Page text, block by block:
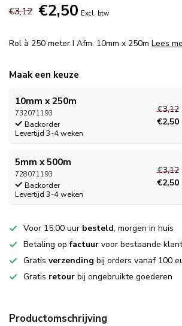
€3,12 €2,50 Excl. btw
Rol à 250 meter I Afm. 10mm x 250m Lees
Maak een keuze
10mm x 250m
732071193
Backorder
Levertijd 3-4 weken
€3,12
€2,50
5mm x 500m
728071193
Backorder
Levertijd 3-4 weken
€3,12
€2,50
Voor 15:00 uur besteld, morgen in huis
Betaling opfactuur voor bestaande
Gratis verzending bij orders vanaf 100
Gratis retour bij ongebruikte goederen
Productomschrijving